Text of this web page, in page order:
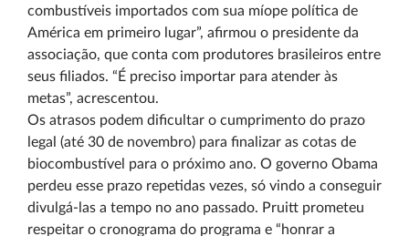
combustíveis importados com sua míope política de
América em primeiro lugar”, afirmou o presidente da
associação, que conta com produtores brasileiros entre
seus filiados. “É preciso importar para atender às
metas”, acrescentou.
Os atrasos podem dificultar o cumprimento do prazo
legal (até 30 de novembro) para finalizar as cotas de
biocombustível para o próximo ano. O governo Obama
perdeu esse prazo repetidas vezes, só vindo a conseguir
divulgá-las a tempo no ano passado. Pruitt prometeu
respeitar o cronograma do programa e “honrar a